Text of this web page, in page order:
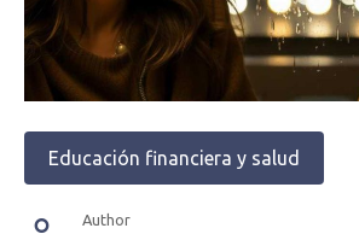
Educación financiera y salud
Author